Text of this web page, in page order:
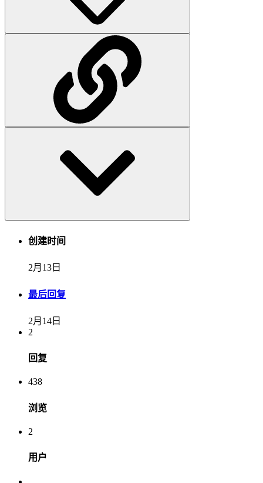
创建时间
2月13日
最后回复
2月14日
2
回复
438
浏览
2
用户